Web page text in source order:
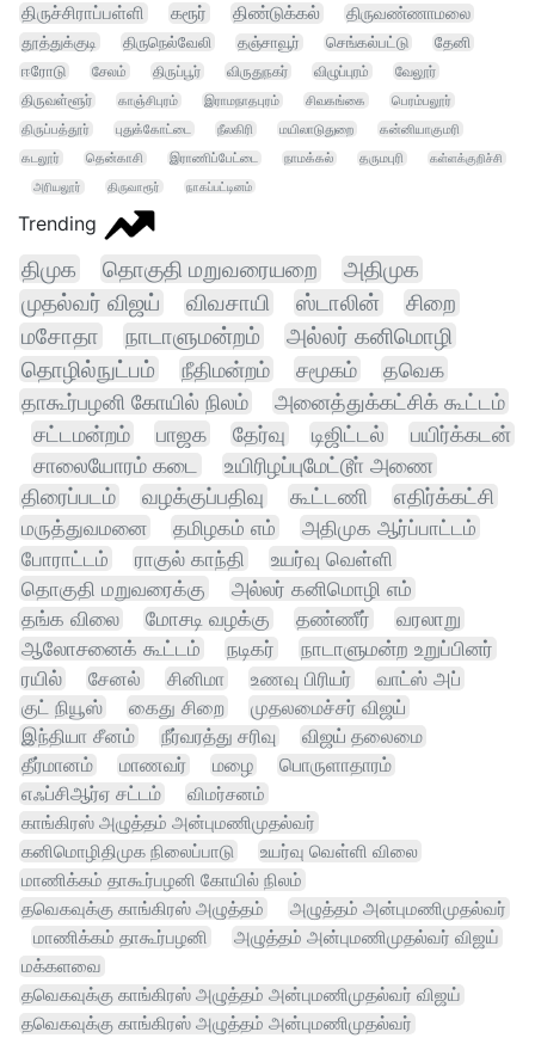
திருச்சிராப்பள்ளி கரூர் திண்டுக்கல்
திருவண்ணாமலை
தூத்துக்குடி
திருநெல்வேலி தஞ்சாவூர் செங்கல்பட்டு
தேனி
ஈரோடு
சேலம் திருப்பூர் விருதுநகர் விழுப்புரம் வேலூர்
திருவள்ளூர் காஞ்சிபுரம் இராமநாதபுரம் சிவகங்கை
பெரம்பலூர்
திருப்பத்தூர்
புதுக்கோட்டை நீலகிரி மயிலாடுதுறை
கன்னியாகுமரி
கடலூர்
தென்காசி இராணிப்பேட்டை நாமக்கல் தருமபுரி
கள்ளக்குறிச்சி
அரியலூர்
திருவாரூர் நாகப்பட்டினம்
Trending
திமுக தொகுதி மறுவரையறை
அதிமுக
முதல்வர் விஜய்
விவசாயி ஸ்டாலின்
சிறை
மசோதா
நாடாளுமன்றம்
அல்லர் கனிமொழி
தொழில்நுட்பம்
நீதிமன்றம் சமூகம்
தவெக
தாகூர்பழனி கோயில் நிலம்
அனைத்துக்கட்சிக் கூட்டம்
சட்டமன்றம்
பாஜக தேர்வு டிஜிட்டல்
பயிர்க்கடன்
சாலையோரம் கடை
உயிரிழப்புமேட்டூா் அணை
திரைப்படம்
வழக்குப்பதிவு கூட்டணி
எதிர்க்கட்சி
மருத்துவமனை
தமிழகம் எம்
அதிமுக ஆர்ப்பாட்டம்
போராட்டம்
ராகுல் காந்தி
உயர்வு வெள்ளி
தொகுதி மறுவரைக்கு
அல்லர் கனிமொழி எம்
தங்க விலை
மோசடி வழக்கு தண்ணீர்
வரலாறு
ஆலோசனைக் கூட்டம்
நடிகர்
நாடாளுமன்ற உறுப்பினர்
ரயில்
சேனல் சினிமா உணவு பிரியர்
வாட்ஸ் அப்
குட் நியூஸ்
கைது சிறை
முதலமைச்சர் விஜய்
இந்தியா சீனம்
நீர்வரத்து சரிவு
விஜய் தலைமை
தீர்மானம்
மாணவர் மழை
பொருளாதாரம்
எஃப்சிஆர்ஏ சட்டம்
விமர்சனம்
காங்கிரஸ் அழுத்தம் அன்புமணிமுதல்வர்
கனிமொழிதிமுக நிலைப்பாடு
உயர்வு வெள்ளி விலை
மாணிக்கம் தாகூர்பழனி கோயில் நிலம்
தவெகவுக்கு காங்கிரஸ் அழுத்தம்
அழுத்தம் அன்புமணிமுதல்வர்
மாணிக்கம் தாகூர்பழனி
அழுத்தம் அன்புமணிமுதல்வர் விஜய்
மக்களவை
தவெகவுக்கு காங்கிரஸ் அழுத்தம் அன்புமணிமுதல்வர் விஜய்
தவெகவுக்கு காங்கிரஸ் அழுத்தம் அன்புமணிமுதல்வர்